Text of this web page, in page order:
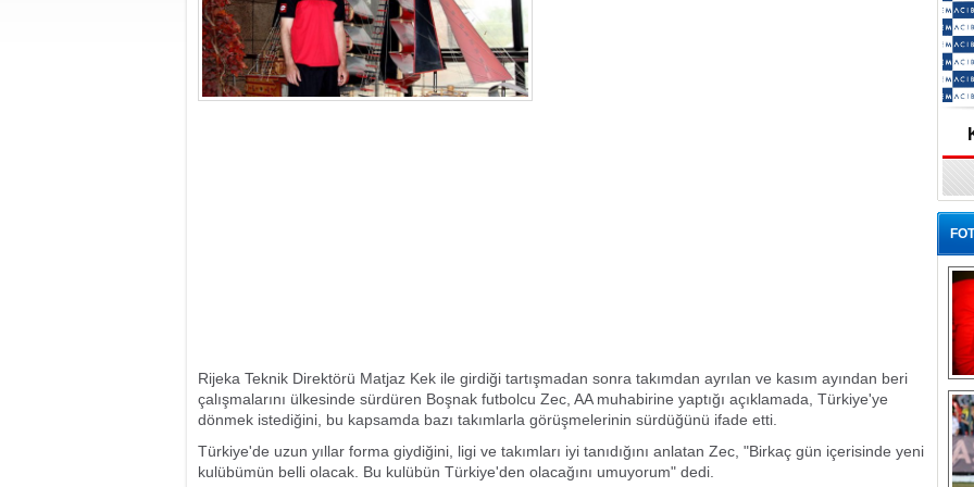
Rijeka Teknik Direktörü Matjaz Kek ile girdiği tartışmadan sonra takımdan ayrılan ve kasım ayından beri
çalışmalarını ülkesinde sürdüren Boşnak futbolcu Zec, AA muhabirine yaptığı açıklamada, Türkiye'ye
dönmek istediğini, bu kapsamda bazı takımlarla görüşmelerinin sürdüğünü ifade etti.
Türkiye'de uzun yıllar forma giydiğini, ligi ve takımları iyi tanıdığını anlatan Zec, "Birkaç gün içerisinde yeni
kulübümün belli olacak. Bu kulübün Türkiye'den olacağını umuyorum" dedi.